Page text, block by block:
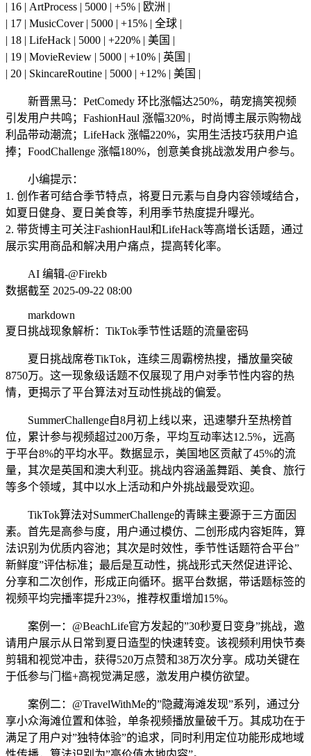
| 16 | ArtProcess | 5000 | +5% | 欧洲 |
| 17 | MusicCover | 5000 | +15% | 全球 |
| 18 | LifeHack | 5000 | +220% | 美国 |
| 19 | MovieReview | 5000 | +10% | 英国 |
| 20 | SkincareRoutine | 5000 | +12% | 美国 |
新晋黑马：PetComedy 环比涨幅达250%，萌宠搞笑视频
引发用户共鸣；FashionHaul 涨幅320%，时尚博主展示购物战
利品带动潮流；LifeHack 涨幅220%，实用生活技巧获用户追
捧；FoodChallenge 涨幅180%，创意美食挑战激发用户参与。
小编提示：
1. 创作者可结合季节特点，将夏日元素与自身内容领域结合，
如夏日健身、夏日美食等，利用季节热度提升曝光。
2. 带货博主可关注FashionHaul和LifeHack等高增长话题，通过
展示实用商品和解决用户痛点，提高转化率。
AI 编辑-@Firekb
数据截至 2025-09-22 08:00
markdown
夏日挑战现象解析：TikTok季节性话题的流量密码
夏日挑战席卷TikTok，连续三周霸榜热搜，播放量突破
8750万。这一现象级话题不仅展现了用户对季节性内容的热
情，更揭示了平台算法对互动性挑战的偏爱。
SummerChallenge自8月初上线以来，迅速攀升至热榜首
位，累计参与视频超过200万条，平均互动率达12.5%，远高
于平台8%的平均水平。数据显示，美国地区贡献了45%的流
量，其次是英国和澳大利亚。挑战内容涵盖舞蹈、美食、旅行
等多个领域，其中以水上活动和户外挑战最受欢迎。
TikTok算法对SummerChallenge的青睐主要源于三方面因
素。首先是高参与度，用户通过模仿、二创形成内容矩阵，算
法识别为优质内容池；其次是时效性，季节性话题符合平台”
新鲜度”评估标准；最后是互动性，挑战形式天然促进评论、
分享和二次创作，形成正向循环。据平台数据，带话题标签的
视频平均完播率提升23%，推荐权重增加15%。
案例一：@BeachLife官方发起的”30秒夏日变身”挑战，邀
请用户展示从日常到夏日造型的快速转变。该视频利用快节奏
剪辑和视觉冲击，获得520万点赞和38万次分享。成功关键在
于低参与门槛+高视觉满足感，激发用户模仿欲望。
案例二：@TravelWithMe的”隐藏海滩发现”系列，通过分
享小众海滩位置和体验，单条视频播放量破千万。其成功在于
满足了用户对”独特体验”的追求，同时利用定位功能形成地域